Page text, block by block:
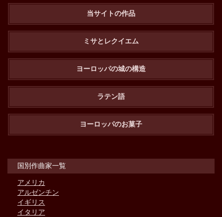
当サイトの作品
ミサとレクイエム
ヨーロッパの城の構造
ラテン語
ヨーロッパのお菓子
国別作曲家一覧
アメリカ
アルゼンチン
イギリス
イタリア